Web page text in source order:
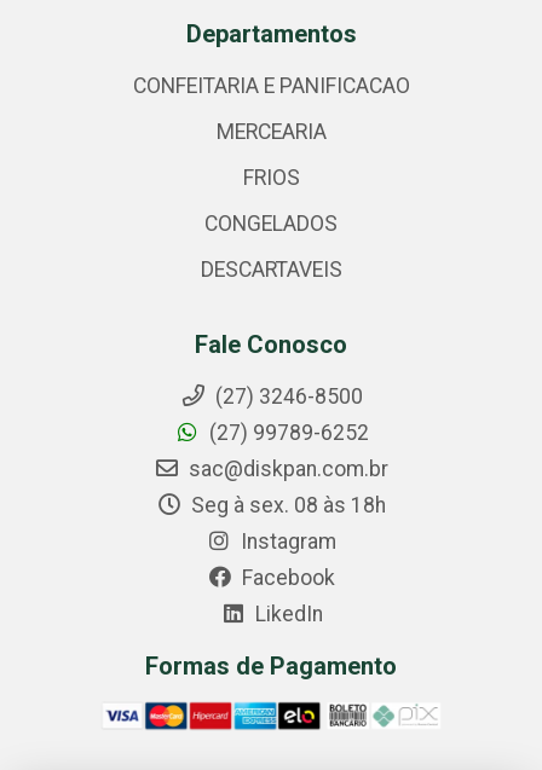
Departamentos
CONFEITARIA E PANIFICACAO
MERCEARIA
FRIOS
CONGELADOS
DESCARTAVEIS
Fale Conosco
(27) 3246-8500
(27) 99789-6252
sac@diskpan.com.br
Seg à sex. 08 às 18h
Instagram
Facebook
LikedIn
Formas de Pagamento